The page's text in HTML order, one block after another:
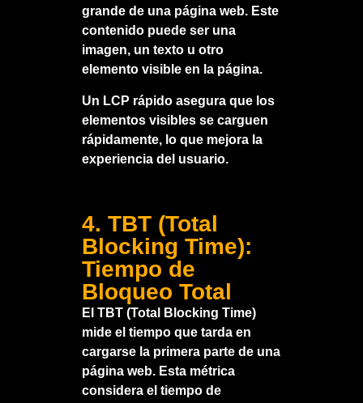
grande de una página web. Este
contenido puede ser una
imagen, un texto u otro
elemento visible en la página.
Un LCP rápido asegura que los
elementos visibles se carguen
rápidamente, lo que mejora la
experiencia del usuario.
4. TBT (Total
Blocking Time):
Tiempo de
Bloqueo Total
El TBT (Total Blocking Time)
mide el tiempo que tarda en
cargarse la primera parte de una
página web. Esta métrica
considera el tiempo de